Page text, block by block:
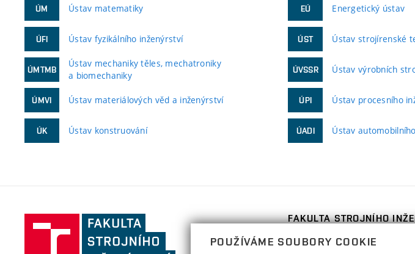
ÚM Ústav matematiky
ÚFI Ústav fyzikálního inženýrství
ÚMTMB
Ústav mechaniky těles, mechatroniky
a biomechaniky
ÚMVI Ústav materiálových věd a inženýrství
ÚK Ústav konstruování
EÚ Energetický ústav
ÚST Ústav strojírenské
ÚVSSR Ústav výrobních
ÚPI Ústav procesního
ÚADI Ústav
Fakulta
inženýrství,
FAKULTA STROJNÍHO
Technická 2896/2
POUŽÍVÁME SOUBORY COOKIE